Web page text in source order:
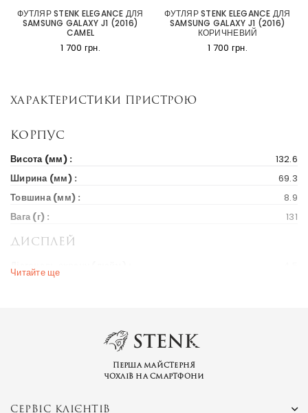
ФУТЛЯР STENK ELEGANCE ДЛЯ
SAMSUNG GALAXY J1 (2016)
CAMEL
1 700 грн.
ФУТЛЯР STENK ELEGANCE ДЛЯ
SAMSUNG GALAXY J1 (2016)
КОРИЧНЕВИЙ
1 700 грн.
Характеристики пристрою
Корпус
Висота (мм) :
132.6
Ширина (мм) :
69.3
Товшина (мм) :
8.9
Вага (г) :
131
Дисплей
Діагональ екрану (дюйм) :
Ціна на старті продажів :
Бренд та модель
Серія пристрою :
Читайте ще
Перша майстерня
чохлів на смартфони
СЕРВІС КЛІЄНТІВ